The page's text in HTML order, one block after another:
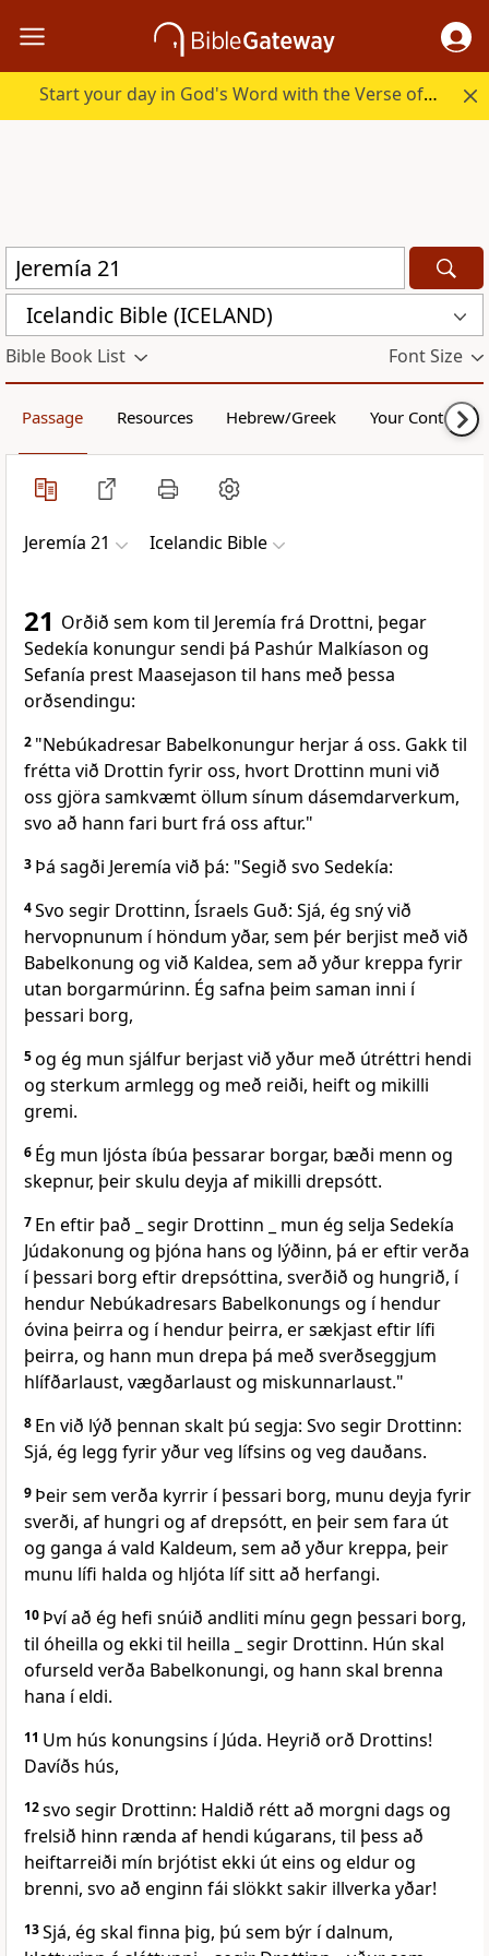
Start your day in God's Word with the Verse of the Day.
Icelandic Bible (ICELAND)
Bible Book List Font Size
Passage Resources Hebrew/Greek Your Content
Jeremía 21 Icelandic Bible
21 Orðið sem kom til Jeremía frá Drottni, þegar
Sedekía konungur sendi þá Pashúr Malkíason og
Sefanía prest Maasejason til hans með þessa
orðsendingu:
2 "Nebúkadresar Babelkonungur herjar á oss. Gakk til
frétta við Drottin fyrir oss, hvort Drottinn muni við
oss gjöra samkvæmt öllum sínum dásemdarverkum,
svo að hann fari burt frá oss aftur."
3 Þá sagði Jeremía við þá: "Segið svo Sedekía:
4Svo segir Drottinn, Ísraels Guð: Sjá, ég sný við
hervopnunum í höndum yðar, sem þér berjist með við
Babelkonung og við Kaldea, sem að yður kreppa fyrir
utan borgarmúrinn. Ég safna þeim saman inni í
þessari borg,
5og ég mun sjálfur berjast við yður með útréttri hendi
og sterkum armlegg og með reiði, heift og mikilli
gremi.
6 Ég mun ljósta íbúa þessarar borgar, bæði menn og
skepnur, þeir skulu deyja af mikilli drepsótt.
7 En eftir það _ segir Drottinn _ mun ég selja Sedekía
Júdakonung og þjóna hans og lýðinn, þá er eftir verða
í þessari borg eftir drepsóttina, sverðið og hungrið, í
hendur Nebúkadresars Babelkonungs og í hendur
óvina þeirra og í hendur þeirra, er sækjast eftir lífi
þeirra, og hann mun drepa þá með sverðseggjum
hlífðarlaust, vægðarlaust og miskunnarlaust."
8 En við lýð þennan skalt þú segja: Svo segir Drottinn:
Sjá, ég legg fyrir yður veg lífsins og veg dauðans.
9 Þeir sem verða kyrrir í þessari borg, munu deyja fyrir
sverði, af hungri og af drepsótt, en þeir sem fara út
og ganga á vald Kaldeum, sem að yður kreppa, þeir
munu lífi halda og hljóta líf sitt að herfangi.
10 Því að ég hefi snúið andliti mínu gegn þessari borg,
til óheilla og ekki til heilla _ segir Drottinn. Hún skal
ofurseld verða Babelkonungi, og hann skal brenna
hana í eldi.
11 Um hús konungsins í Júda. Heyrið orð Drottins!
Davíðs hús,
12svo segir Drottinn: Haldið rétt að morgni dags og
frelsið hinn rænda af hendi kúgarans, til þess að
heiftarreiði mín brjótist ekki út eins og eldur og
brenni, svo að enginn fái slökkt sakir illverka yðar!
13Sjá, ég skal finna þig, þú sem býr í dalnum,